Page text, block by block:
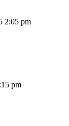
2:05 pm
pm